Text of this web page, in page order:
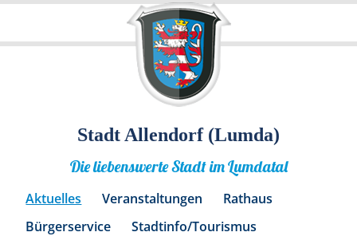
Stadt Allendorf (Lumda)
Die liebenswerte Stadt im Lumdatal
Aktuelles Veranstaltungen
Rathaus
Bürgerservice
Stadtinfo/Tourismus